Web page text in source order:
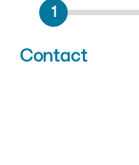
1
Contact